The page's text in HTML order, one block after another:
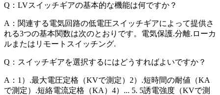
Q：LVスイッチギアの基本的な機能は何ですか？
A：関連する電気回路の低電圧スイッチギアによって提供さ
れる3つの基本関数は次のとおりです。電気保護.分離.ローカ
ルまたはリモートスイッチング.
Q：スイッチギアを選択するにはどうすればよいですか？
A：1）.最大電圧定格（KVで測定）2）.短時間の耐値（KA
で測定）.短絡電流定格（KA）4）... 5. 5誘電強度（KVで測